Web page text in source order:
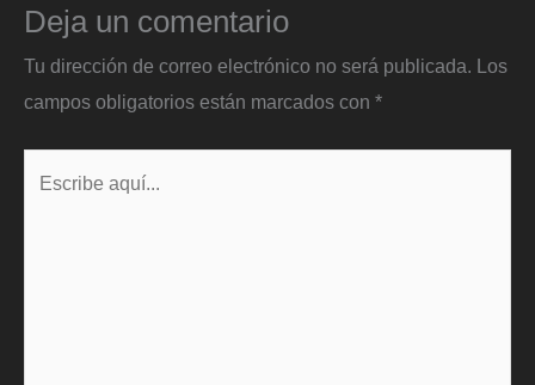
Deja un comentario
Tu dirección de correo electrónico no será publicada. Los
campos obligatorios están marcados con *